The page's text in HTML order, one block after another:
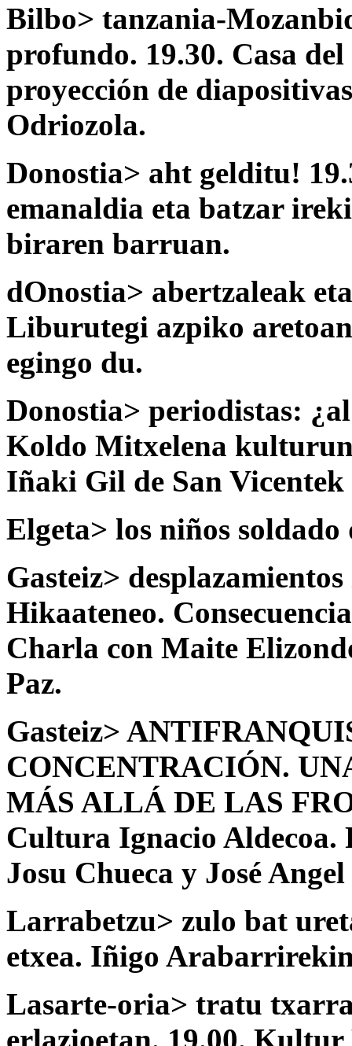
Bilbo> tanzania-
profundo. 19.30. Casa
proyección de
Odriozola.
Donostia> aht gelditu!
emanaldia eta batzar
biraren barruan.
dOnostia> abertzaleak
Liburutegi azpiko
egingo du.
Donostia> periodistas:
Koldo Mitxelena
Iñaki Gil de San
Elgeta> los niños
Gasteiz>
Hikaateneo.
Charla con Maite
Paz.
Gasteiz>
CONCENTRACIÓN.
MÁS ALLÁ DE LAS
Cultura Ignacio Aldecoa.
Josu Chueca y José
Larrabetzu> zulo bat
etxea. Iñigo
Lasarte-oria> tratu
erlazioetan. 19.00. Kultur